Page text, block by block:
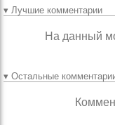
▾ Лучшие комментарии
На данный
▾ Остальные